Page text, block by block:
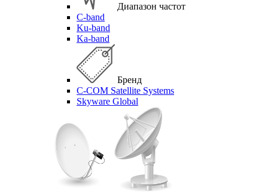
Диапазон частот
C-band
Ku-band
Ka-band
Бренд
C-COM Satellite Systems
Skyware Global